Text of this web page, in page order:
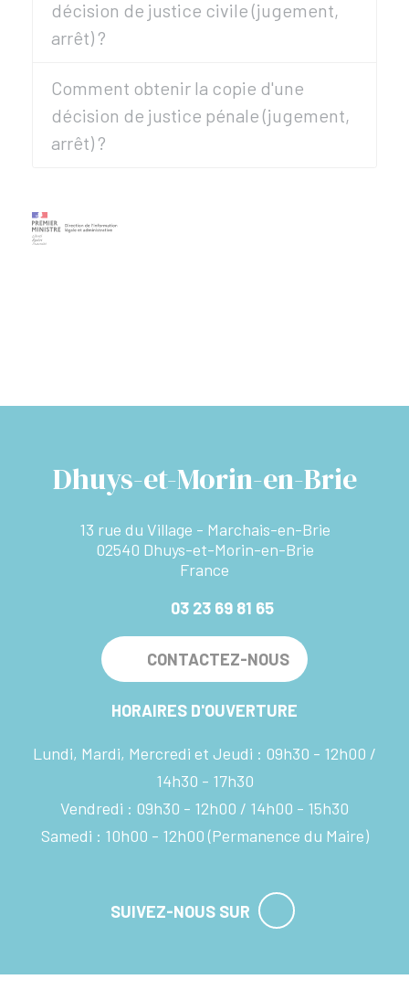
décision de justice civile (jugement,
arrêt) ?
Comment obtenir la copie d'une
décision de justice pénale (jugement,
arrêt) ?
Dhuys-et-Morin-en-Brie
13 rue du Village - Marchais-en-Brie
02540 Dhuys-et-Morin-en-Brie
France
03 23 69 81 65
CONTACTEZ-NOUS
HORAIRES D'OUVERTURE
Lundi, Mardi, Mercredi et Jeudi : 09h30 - 12h00
14h30 - 17h30
Vendredi : 09h30 - 12h00
14h00 - 15h30
Samedi : 10h00 - 12h00 (Permanence du Maire)
SUIVEZ-NOUS SUR